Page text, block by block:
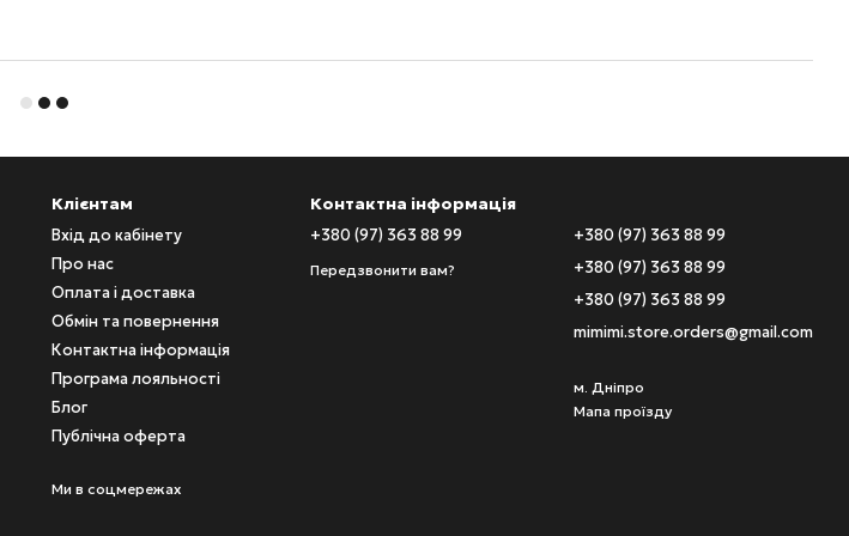
Клієнтам
Вхід до кабінету
Про нас
Оплата і доставка
Обмін та повернення
Контактна інформація
Програма лояльності
Блог
Публічна оферта
Ми в соцмережах
Контактна інформація
+380 (97) 363 88 99
Передзвонити вам?
+380 (97) 363 88 99
+380 (97) 363 88 99
+380 (97) 363 88 99
mimimi.store.orders@gmail.com
м. Дніпро
Мапа проїзду